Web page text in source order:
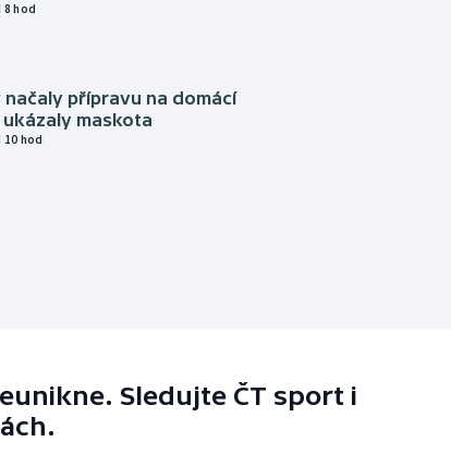
hod
přípravu na domácí
ukázaly maskota
hod
Sledujte ČT sport i